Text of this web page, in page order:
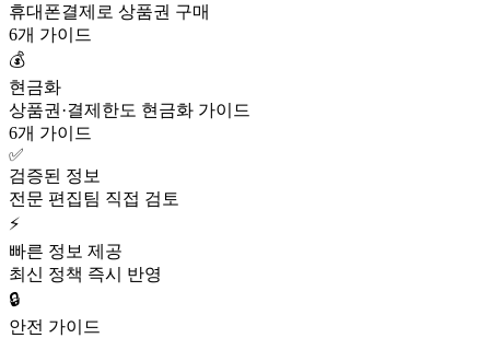
휴대폰결제로 상품권 구매
6개 가이드
💰
현금화
상품권·결제한도 현금화 가이드
6개 가이드
✅
검증된 정보
전문 편집팀 직접 검토
⚡
빠른 정보 제공
최신 정책 즉시 반영
🔒
안전 가이드